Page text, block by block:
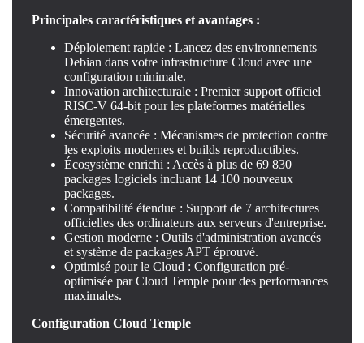
Principales caractéristiques et avantages :
Déploiement rapide : Lancez des environnements
Debian dans votre infrastructure Cloud avec une
configuration minimale.
Innovation architecturale : Premier support officiel
RISC-V 64-bit pour les plateformes matérielles
émergentes.
Sécurité avancée : Mécanismes de protection contre
les exploits modernes et builds reproductibles.
Écosystème enrichi : Accès à plus de 69 830
packages logiciels incluant 14 100 nouveaux
packages.
Compatibilité étendue : Support de 7 architectures
officielles des ordinateurs aux serveurs d'entreprise.
Gestion moderne : Outils d'administration avancés
et système de packages APT éprouvé.
Optimisé pour le Cloud : Configuration pré-
optimisée par Cloud Temple pour des performances
maximales.
Configuration Cloud Temple